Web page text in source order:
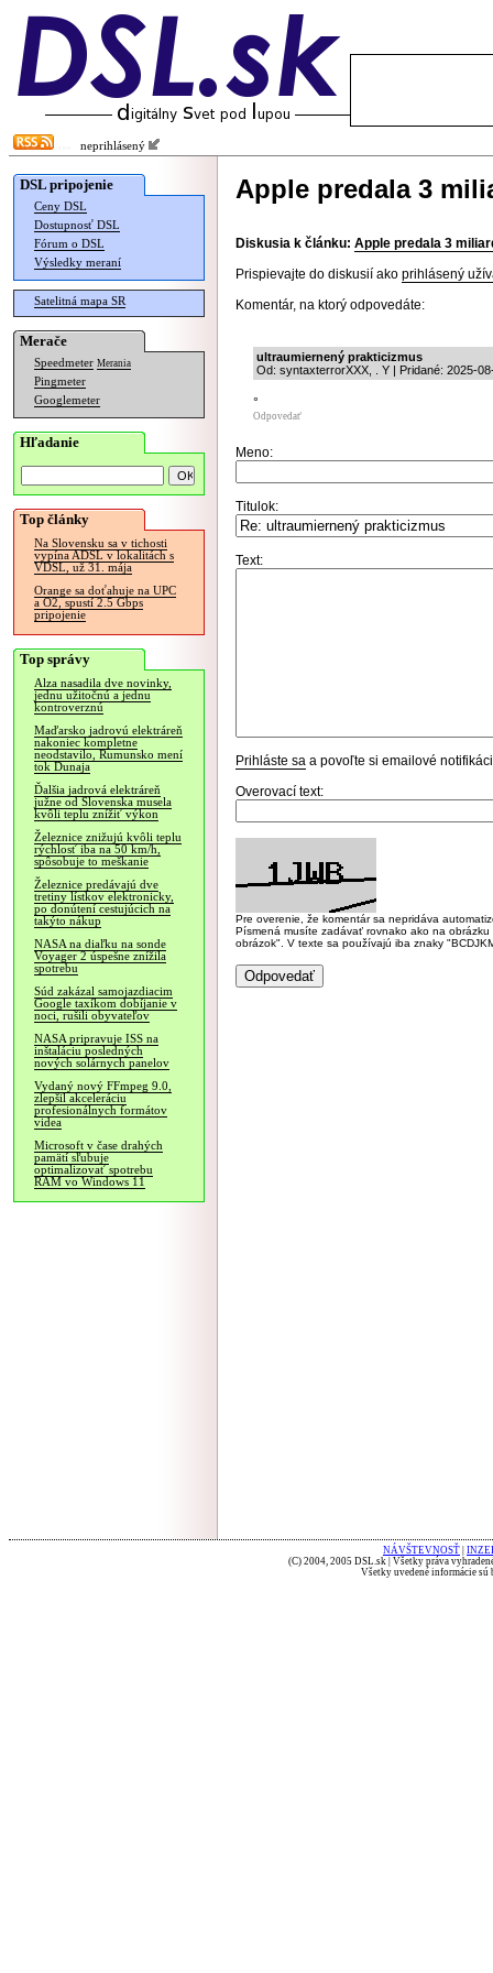
neprihlásený
DSL pripojenie
Ceny DSL
Dostupnosť DSL
Fórum o DSL
Výsledky meraní
Satelitná mapa SR
Merače
Speedmeter Merania
Pingmeter
Googlemeter
Hľadanie
Top články
Na Slovensku sa v tichosti
vypína ADSL v lokalitách s
VDSL, už 31. mája
Orange sa doťahuje na UPC
a O2, spustí 2.5 Gbps
pripojenie
Top správy
Alza nasadila dve novinky,
jednu užitočnú a jednu
kontroverznú
Maďarsko jadrovú elektráreň
nakoniec kompletne
neodstavilo, Rumunsko mení
tok Dunaja
Ďalšia jadrová elektráreň
južne od Slovenska musela
kvôli teplu znížiť výkon
Železnice znižujú kvôli teplu
rýchlosť iba na 50 km/h,
spôsobuje to meškanie
Železnice predávajú dve
tretiny lístkov elektronicky,
po donútení cestujúcich na
takýto nákup
NASA na diaľku na sonde
Voyager 2 úspešne znížila
spotrebu
Súd zakázal samojazdiacim
Google taxíkom dobíjanie v
noci, rušili obyvateľov
NASA pripravuje ISS na
inštaláciu posledných
nových solárnych panelov
Vydaný nový FFmpeg 9.0,
zlepšil akceleráciu
profesionálnych formátov
videa
Microsoft v čase drahých
pamätí sľubuje
optimalizovať spotrebu
RAM vo Windows 11
Apple predala 3
Diskusia k článku: Apple predala 3
Prispievajte do diskusií ako prihlásený
Komentár, na ktorý odpovedáte:
ultraumiernený prakticizmus
Od: syntaxterrorXXX, . Y | Pridané: 2025-
°
Odpovedať
Meno:
Titulok:
Text:
Prihláste sa a povoľte si emailové
Overovací text:
Pre overenie, že komentár sa nepridáva
Písmená musíte zadávať rovnako ako na
obrázok". V texte sa používajú iba znaky
NÁVŠTEVNOSŤ
(C) 2004, 2005 DSL.sk | Všetky práva
Všetky uvedené informácie sú